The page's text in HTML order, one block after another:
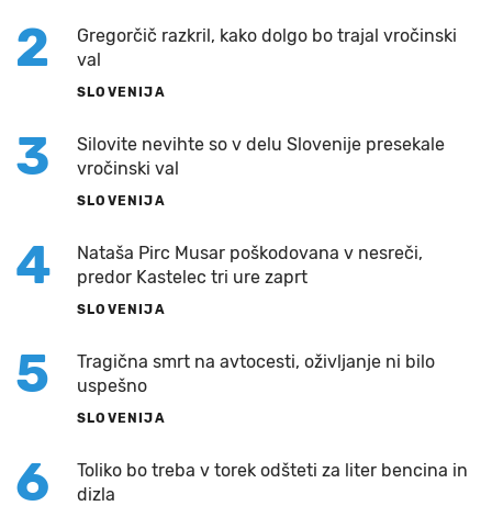
2
Gregorčič razkril, kako dolgo bo trajal vročinski
val
SLOVENIJA
3
Silovite nevihte so v delu Slovenije presekale
vročinski val
SLOVENIJA
4
Nataša Pirc Musar poškodovana v nesreči,
predor Kastelec tri ure zaprt
SLOVENIJA
5
Tragična smrt na avtocesti, oživljanje ni bilo
uspešno
SLOVENIJA
6
Toliko bo treba v torek odšteti za liter bencina in
dizla